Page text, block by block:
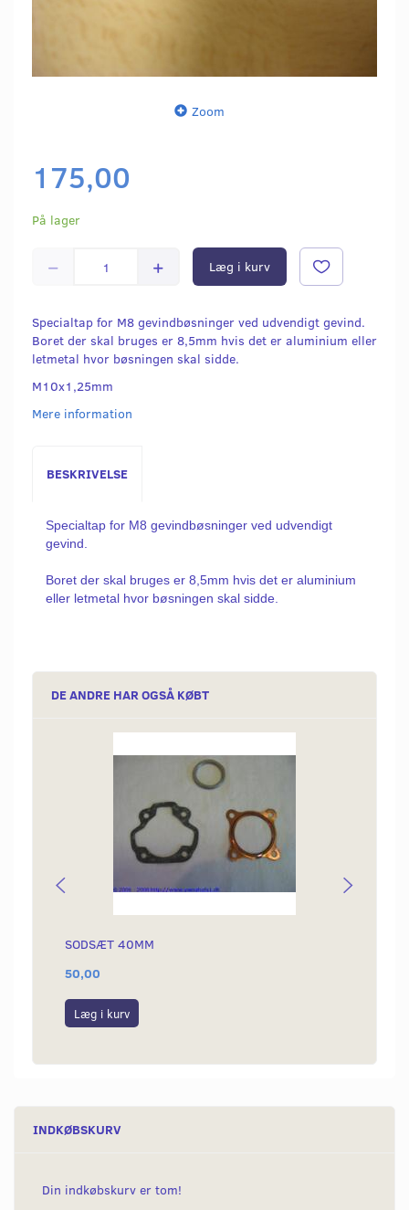
Zoom
175,00
På lager
Læg i kurv
Specialtap for M8 gevindbøsninger ved udvendigt gevind.
Boret der skal bruges er 8,5mm hvis det er aluminium eller
letmetal hvor bøsningen skal sidde.
M10x1,25mm
Mere information
BESKRIVELSE
Specialtap for M8 gevindbøsninger ved udvendigt
gevind.
Boret der skal bruges er 8,5mm hvis det er aluminium
eller letmetal hvor bøsningen skal sidde.
DE ANDRE HAR OGSÅ KØBT
SODSÆT 40MM
50,00
Læg i kurv
INDKØBSKURV
Din indkøbskurv er tom!